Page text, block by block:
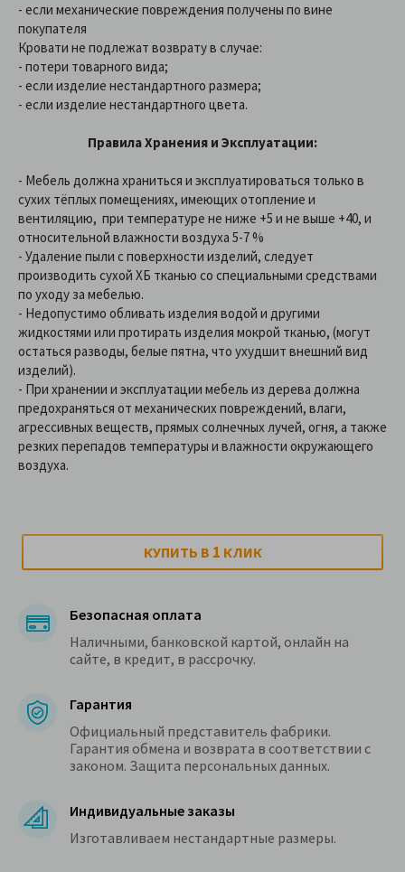
- если механические повреждения получены по вине
покупателя
Кровати не подлежат возврату в случае:
- потери товарного вида;
- если изделие нестандартного размера;
- если изделие нестандартного цвета.
Правила Хранения и Эксплуатации:
- Мебель должна храниться и эксплуатироваться только в
сухих тёплых помещениях, имеющих отопление и
вентиляцию, при температуре не ниже +5 и не выше +40, и
относительной влажности воздуха 5-7 %
- Удаление пыли с поверхности изделий, следует
производить сухой ХБ тканью со специальными средствами
по уходу за мебелью.
- Недопустимо обливать изделия водой и другими
жидкостями или протирать изделия мокрой тканью, (могут
остаться разводы, белые пятна, что ухудшит внешний вид
изделий).
- При хранении и эксплуатации мебель из дерева должна
предохраняться от механических повреждений, влаги,
агрессивных веществ, прямых солнечных лучей, огня, а также
резких перепадов температуры и влажности окружающего
воздуха.
КУПИТЬ В 1 КЛИК
Безопасная оплата
Наличными, банковской картой, онлайн на
сайте, в кредит, в рассрочку.
Гарантия
Официальный представитель фабрики.
Гарантия обмена и возврата в соответствии с
законом. Защита персональных данных.
Индивидуальные заказы
Изготавливаем нестандартные размеры.